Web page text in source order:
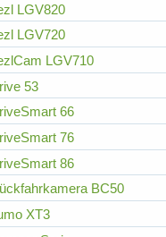
LGV820
LGV720
LGV710
53
66
76
86
BC50
XT3